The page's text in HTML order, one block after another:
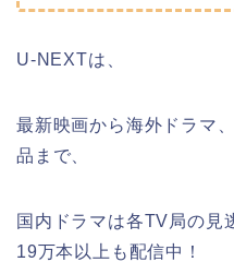
U-NEXTは、
最新映画から海外ドラマ
品まで、
国内ドラマは各TV局の見
19万本以上も配信中！